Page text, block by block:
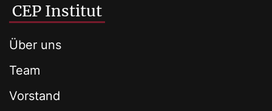
CEP Institut
Über uns
Team
Vorstand